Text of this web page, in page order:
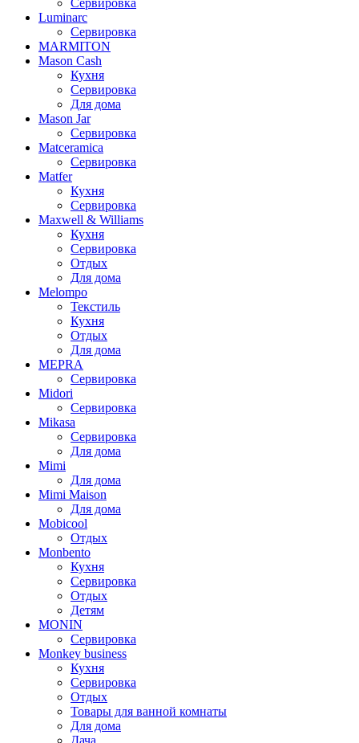
Сервировка
Luminarc
Сервировка
MARMITON
Mason Cash
Кухня
Сервировка
Для дома
Mason Jar
Сервировка
Matceramica
Сервировка
Matfer
Кухня
Сервировка
Maxwell & Williams
Кухня
Сервировка
Отдых
Для дома
Melompo
Текстиль
Кухня
Отдых
Для дома
MEPRA
Сервировка
Midori
Сервировка
Mikasa
Сервировка
Для дома
Mimi
Для дома
Mimi Maison
Для дома
Mobicool
Отдых
Monbento
Кухня
Сервировка
Отдых
Детям
MONIN
Сервировка
Monkey business
Кухня
Сервировка
Отдых
Товары для ванной комнаты
Для дома